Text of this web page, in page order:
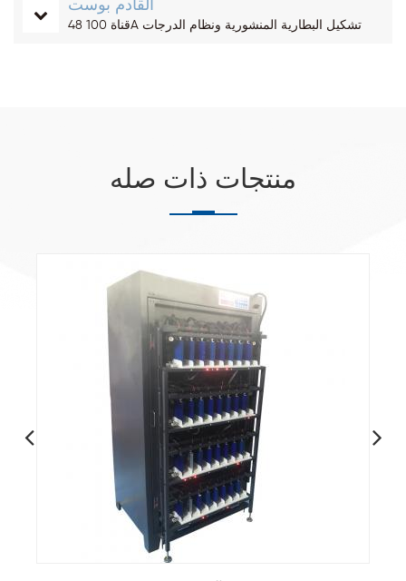
القادم بوست
48 قناة 100A تشكيل البطارية المنشورية ونظام الدرجات
منتجات ذات صله